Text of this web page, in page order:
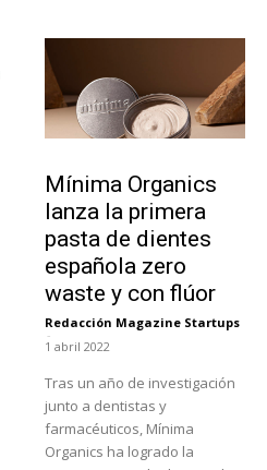
Mínima Organics
lanza la primera
pasta de dientes
española zero
waste y con flúor
Redacción Magazine Startups
-
1 abril 2022
Tras un año de investigación
junto a dentistas y
farmacéuticos, Mínima
Organics ha logrado la